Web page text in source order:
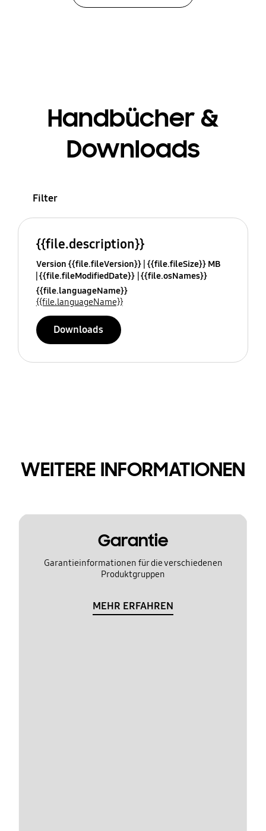
Handbücher &
Downloads
Filter
{{file.description}}
Version {{file.fileVersion}} {{file.fileSize}} MB
{{file.fileModifiedDate}} {{file.osNames}}
{{file.languageName}}
{{file.languageName}}
Downloads
WEITERE INFORMATIONEN
Garantie
Garantieinformationen für die verschiedenen
Produktgruppen
MEHR ERFAHREN